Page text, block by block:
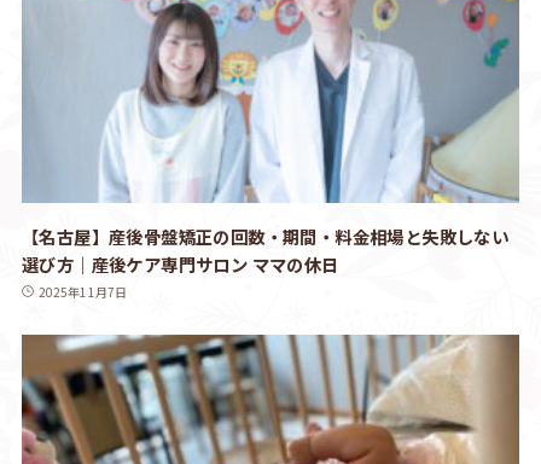
【名古屋】産後骨盤矯正の回数・期間・料金相場と失敗しない
選び方｜産後ケア専門サロン ママの休日
2025年11月7日